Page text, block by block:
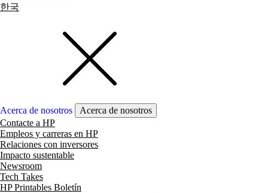
한국
Acerca de nosotros
Acerca de nosotros
Contacte a HP
Empleos y carreras en HP
Relaciones con inversores
Impacto sustentable
Newsroom
Tech Takes
HP Printables Boletín